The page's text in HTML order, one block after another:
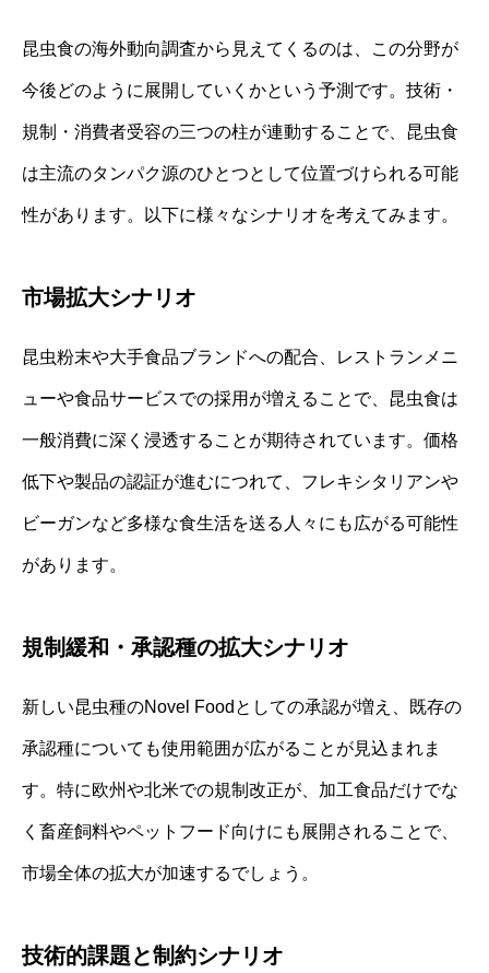
昆虫食の海外動向調査から見えてくるのは、この分野が
今後どのように展開していくかという予測です。技術・
規制・消費者受容の三つの柱が連動することで、昆虫食
は主流のタンパク源のひとつとして位置づけられる可能
性があります。以下に様々なシナリオを考えてみます。
市場拡大シナリオ
昆虫粉末や大手食品ブランドへの配合、レストランメニ
ューや食品サービスでの採用が増えることで、昆虫食は
一般消費に深く浸透することが期待されています。価格
低下や製品の認証が進むにつれて、フレキシタリアンや
ビーガンなど多様な食生活を送る人々にも広がる可能性
があります。
規制緩和・承認種の拡大シナリオ
新しい昆虫種のNovel Foodとしての承認が増え、既存の
承認種についても使用範囲が広がることが見込まれま
す。特に欧州や北米での規制改正が、加工食品だけでな
く畜産飼料やペットフード向けにも展開されることで、
市場全体の拡大が加速するでしょう。
技術的課題と制約シナリオ